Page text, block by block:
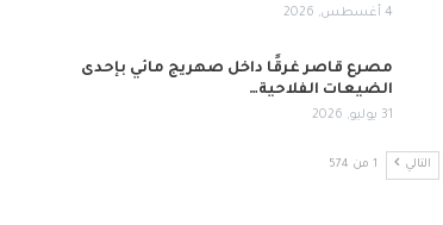
4 أغسطس, 2026
مصرع قاصر غرقًا داخل صهريج مائي بإحدى
الضيعات الفلاحية…
31 يوليو, 2026
التالي 1 من 574